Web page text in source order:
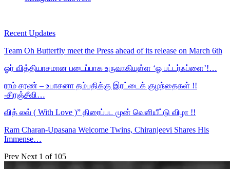
Recent Updates
Team Oh Butterfly meet the Press ahead of its release on March 6th
ஓர் வித்தியாசமான படைப்பாக உருவாகியுள்ள ‘ஓ பட்டர்ஃப்ளை’!…
ராம் சரண் – உபாசனா தம்பதிக்கு இரட்டைக் குழந்தைகள் !!
-சிரஞ்சீவி…
வித் லவ் ( With Love )” திரைப்பட முன் வெளியீட்டு விழா !!
Ram Charan-Upasana Welcome Twins, Chiranjeevi Shares His
Immense…
Prev Next 1 of 105